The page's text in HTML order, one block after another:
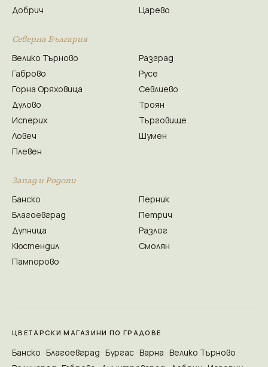
Добрич
Царево
Северна България
Велико Търново
Габрово
Горна Оряховица
Дулово
Исперих
Ловеч
Плевен
Разград
Русе
Севлиево
Троян
Търговище
Шумен
Запад и Родопи
Банско
Благоевград
Дупница
Кюстендил
Пампорово
Перник
Петрич
Разлог
Смолян
ЦВЕТАРСКИ МАГАЗИНИ ПО ГРАДОВЕ
Банско Благоевград Бургас Варна Велико Търново